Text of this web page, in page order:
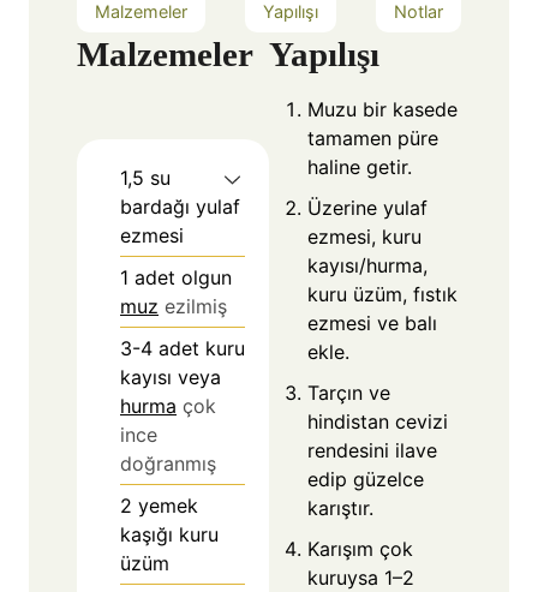
Malzemeler Yapılışı Notlar
Malzemeler
1,5 su
bardağı yulaf
ezmesi
1 adet olgun
muz ezilmiş
3-4 adet kuru
kayısı veya
hurma çok
ince
doğranmış
2 yemek
kaşığı kuru
üzüm
Yapılışı
Muzu bir kasede
tamamen püre
haline getir.
Üzerine yulaf
ezmesi, kuru
kayısı/hurma,
kuru üzüm, fıstık
ezmesi ve balı
ekle.
Tarçın ve
hindistan cevizi
rendesini ilave
edip güzelce
karıştır.
Karışım çok
kuruysa 1–2